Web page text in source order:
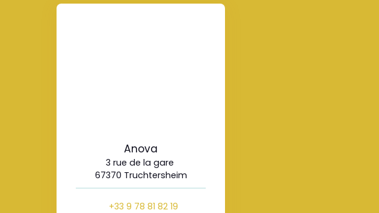
Anova
3 rue de la gare
67370 Truchtersheim
+33 9 78 81 82 19